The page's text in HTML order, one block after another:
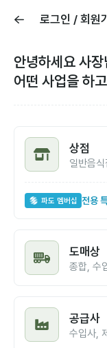
로그인 / 회원
안녕하세요 사장
어떤 사업을 하
상점
일반음
파도 멤버십 전용
도매상
종합, 수
공급사
수입사,